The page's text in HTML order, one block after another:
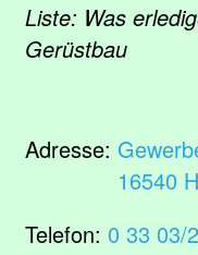
Liste: Was
Gerüstbau
Adresse:
16540
Telefon: 0 33 03/